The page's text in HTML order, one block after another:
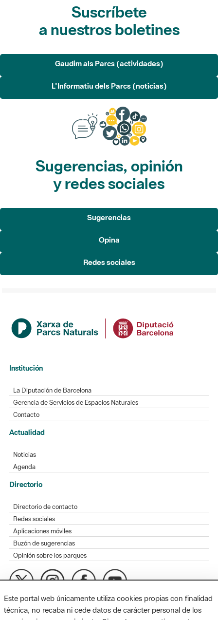
Suscríbete
a nuestros boletines
Gaudim als Parcs (actividades)
L'Informatiu dels Parcs (noticias)
Sugerencias, opinión
y redes sociales
Sugerencias
Opina
Redes sociales
Institución
La Diputación de Barcelona
Gerencia de Servicios de Espacios Naturales
Contacto
Actualidad
Noticias
Agenda
Directorio
Directorio de contacto
Redes sociales
Aplicaciones móviles
Buzón de sugerencias
Opinión sobre los parques
MAPA WEB AVISO LEGAL ACCESIBILIDAD
Este portal web únicamente utiliza cookies propias con finalidad
técnica, no recaba ni cede datos de carácter personal de los